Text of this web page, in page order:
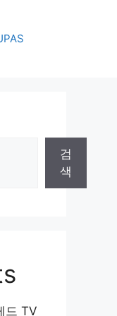
검
색
드 TV